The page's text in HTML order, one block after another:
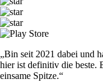
„Bin seit 2021 dabei und
hier ist definitiv die beste.
einsame Spitze.“